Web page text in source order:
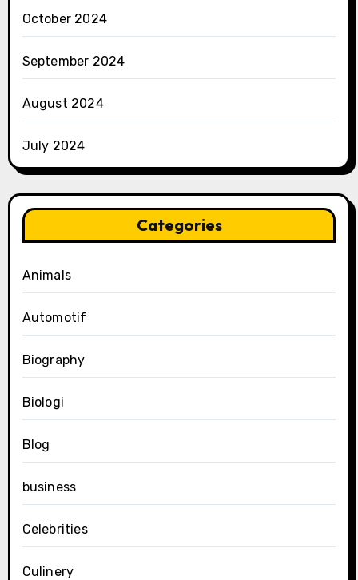
October 2024
September 2024
August 2024
July 2024
Categories
Animals
Automotif
Biography
Biologi
Blog
business
Celebrities
Culinery